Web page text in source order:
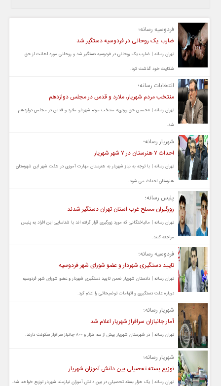
فردوسیه رسانه؛
ضارب یک روحانی در فردوسیه دستگیر شد
تهران رسانه | ضارب یک روحانی در فردوسیه دستگیر شد و روحانی مورد اهانت از حق
شکایت خود گذشت کرد.
انتخابات رسانه؛
منتخب مردم شهریار، ملارد و قدس در مجلس دوازدهم
تهران رسانه | «حسین حق وردی» منتخب مردم شهریار، ملارد و قدس در مجلس دوازدهم
شد.
شهریار رسانه؛
احداث ۷ هنرستان در ۷ شهر شهریار
تهران رسانه | با توجه به نیاز شهریار به هنرستان مهارت آموزی در هفت شهر این شهرستان
هنرستان احداث می شود.
پلیس رسانه؛
زورگیران مسلح غرب استان تهران دستگیر شدند
تهران رسانه | مالباختگانی که مورد زورگیری قرار گرفته اند با شناسایی این افراد به پلیس
مراجعه کنند.
فردوسیه رسانه؛
تایید دستگیری شهردار و عضو شورای شهر فردوسیه
تهران رسانه | دادستان شهریار ضمن تایید دستگیری شهردار و عضو شورای شهر فردوسیه
درباره علت دستگیری و اتهامات توضیحاتی را اعلام کرد.
شهریار رسانه؛
آمار جانبازان سرافراز شهریار اعلام شد
تهران رسانه | در شهرستان شهریار بیش از سه هزار و ۸۰۰ جانباز سرافراز سکونت دارند.
شهریار رسانه؛
توزیع بسته تحصیلی بین دانش آموزان شهریار
تهران رسانه | یک هزار بسته تحصیلی در بین دانش آموزان نیازمند شهریار توزیع خواهد شد.